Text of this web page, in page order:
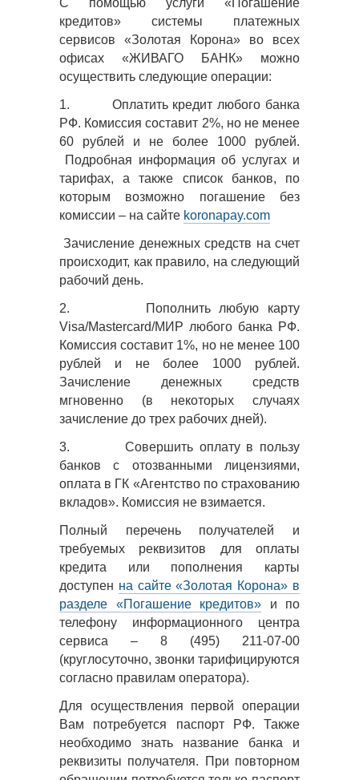
С помощью услуги «Погашение
кредитов» системы платежных
сервисов «Золотая Корона» во всех
офисах «ЖИВАГО БАНК» можно
осуществить следующие операции:
1.
Оплатить кредит любого банка
РФ. Комиссия составит 2%, но не менее
60 рублей и не более 1000 рублей.
Подробная информация об услугах и
тарифах, а также список банков, по
которым возможно погашение без
комиссии – на сайте koronapay.com
Зачисление денежных средств на счет
происходит, как правило, на следующий
рабочий день.
2.
Пополнить любую карту
Visa/Masterсard/МИР любого банка РФ.
Комиссия составит 1%, но не менее 100
рублей и не более 1000 рублей.
Зачисление денежных средств
мгновенно (в некоторых случаях
зачисление до трех рабочих дней).
3.
Совершить оплату в пользу
банков с отозванными лицензиями,
оплата в ГК «Агентство по страхованию
вкладов». Комиссия не взимается.
Полный перечень получателей и
требуемых реквизитов для оплаты
кредита или пополнения карты
доступен на сайте «Золотая Корона» в
разделе «Погашение кредитов» и по
телефону информационного центра
сервиса – 8 (495) 211-07-00
(круглосуточно, звонки тарифицируются
согласно правилам оператора).
Для осуществления первой операции
Вам потребуется паспорт РФ. Также
необходимо знать название банка и
реквизиты получателя. При повторном